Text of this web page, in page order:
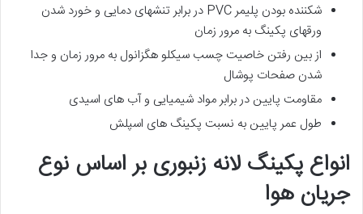
شکننده بودن پلیمر PVC در برابر تنشهای دمایی و خورد شدن
ورقهای پکینگ به مرور زمان
از بین رفتن خاصیت چسب سیکلو هگزانول به مرور زمان و جدا
شدن صفحات پوشال
مقاومت پایین در برابر مواد شیمیایی و آب های اسیدی
طول عمر پایین به نسبت پکینگ های اسپلش
انواع پکینگ لانه زنبوری بر اساس نوع
جریان هوا